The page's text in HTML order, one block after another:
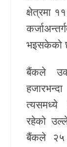
क्षेत्रमा
भइसकेको
बैंकले
त्यसमध्ये
रहेको
बैंकले २५